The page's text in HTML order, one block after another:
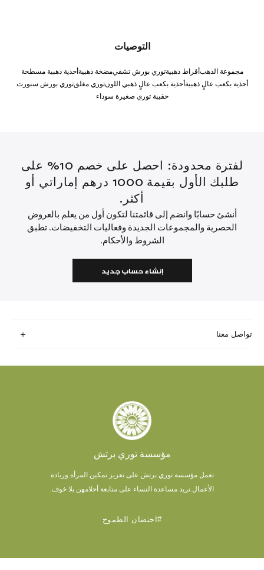
التوصيات
مجموعة الذهب أقراط ذهبيةتوري بورش تشفيمضخة ذهبية أحذية ذهبية مسطحة
أحذية بكعب عالٍ ذهبية أحذية بكعب عالٍ ذهبي اللونتوري مغلقتوري بورش سبورت
حقيبة توري صغيرة سوداء
لفترة محدودة: احصل على خصم 10% على
طلبك الأول بقيمة 1000 درهم إماراتي أو
أكثر.
أنشئ حسابًا وانضم إلى قائمتنا لتكون أول من يعلم بالعروض
الحصرية والمجموعات الجديدة وفعاليات التخفيضات. تطبق
الشروط والأحكام.
إنشاء حساب جديد
تواصل معنا
مؤسسة توري برتش
تعمل مؤسسة توري برتش على تعزيز تمكين المرأة وريادة
الأعمال. نريد مساعدة النساء على متابعة أحلامهن بلا خوف.
#احتضان الطموح